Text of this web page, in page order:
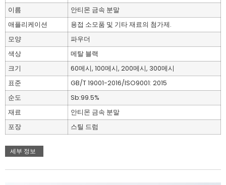
이름
안티몬 금속 분말
애플리케이션
용접 소모품 및 기타 재료의 첨가제.
모양
파우더
색상
메탈 블랙
크기
60메시, 100메시, 200메시, 300메시
표준
GB/T 19001-2016/ISO9001: 2015
순도
Sb:99.5%
재료
안티몬 금속 분말
포장
스틸 드럼
세부 정보